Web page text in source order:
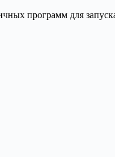
программ для